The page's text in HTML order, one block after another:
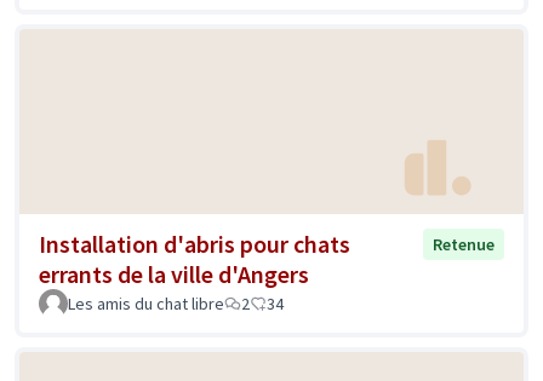
Installation d'abris pour chats
errants de la ville d'Angers
Retenue
Les amis du chat libre 2 34